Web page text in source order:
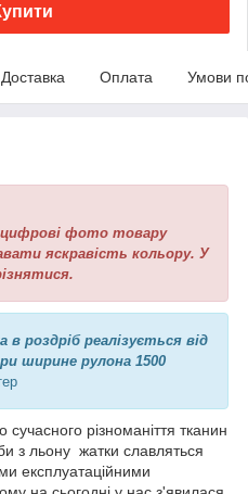
Доставка Оплата Умови
фото товару
яскравість кольору. У
роздріб реалізується від
ширине рулона 1500
різноманіття тканин
з льону жатки славляться
експлуатаційними